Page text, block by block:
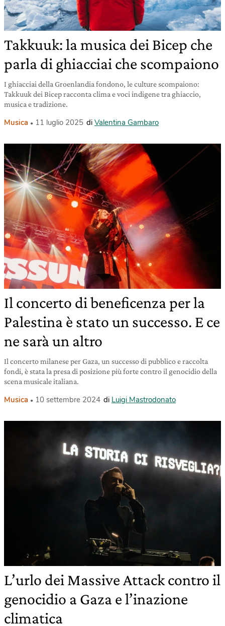
Takkuuk: la musica dei Bicep che
parla di ghiacciai che scompaiono
I ghiacciai della Groenlandia fondono, le culture scompaiono:
Takkuuk dei Bicep racconta clima e voci indigene tra ghiaccio,
musica e tradizione.
Musica 11 luglio 2025 di Valentina Gambaro
Il concerto di beneficenza per la
Palestina è stato un successo. E ce
ne sarà un altro
Il concerto milanese per Gaza, un successo di pubblico e raccolta
fondi, è stata la presa di posizione più forte contro il genocidio della
scena musicale italiana.
Musica 10 settembre 2024 di Luigi Mastrodonato
L’urlo dei Massive Attack contro il
genocidio a Gaza e l’inazione
climatica